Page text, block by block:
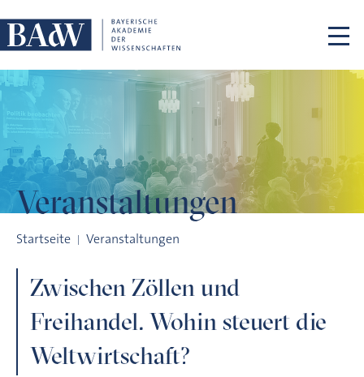
Veranstaltungen
Startseite Veranstaltungen
Zwischen Zöllen und
Freihandel. Wohin steuert die
Weltwirtschaft?